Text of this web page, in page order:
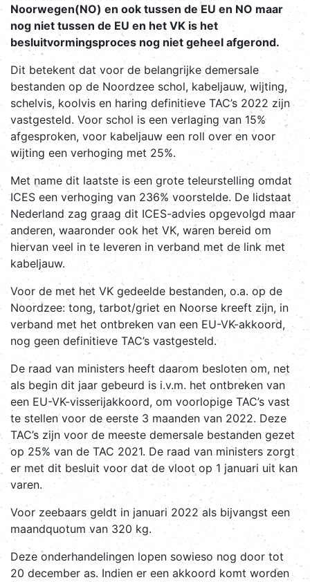
Noorwegen(NO) en ook tussen de EU en NO maar
nog niet tussen de EU en het VK is het
besluitvormingsproces nog niet geheel afgerond.
Dit betekent dat voor de belangrijke demersale
bestanden op de Noordzee schol, kabeljauw, wijting,
schelvis, koolvis en haring definitieve TAC’s 2022 zijn
vastgesteld. Voor schol is een verlaging van 15%
afgesproken, voor kabeljauw een roll over en voor
wijting een verhoging met 25%.
Met name dit laatste is een grote teleurstelling omdat
ICES een verhoging van 236% voorstelde. De lidstaat
Nederland zag graag dit ICES-advies opgevolgd maar
anderen, waaronder ook het VK, waren bereid om
hiervan veel in te leveren in verband met de link met
kabeljauw.
Voor de met het VK gedeelde bestanden, o.a. op de
Noordzee: tong, tarbot/griet en Noorse kreeft zijn, in
verband met het ontbreken van een EU-VK-akkoord,
nog geen definitieve TAC’s vastgesteld.
De raad van ministers heeft daarom besloten om, net
als begin dit jaar gebeurd is i.v.m. het ontbreken van
een EU-VK-visserijakkoord, om voorlopige TAC’s vast
te stellen voor de eerste 3 maanden van 2022. Deze
TAC’s zijn voor de meeste demersale bestanden gezet
op 25% van de TAC 2021. De raad van ministers zorgt
er met dit besluit voor dat de vloot op 1 januari uit kan
varen.
Voor zeebaars geldt in januari 2022 als bijvangst een
maandquotum van 320 kg.
Deze onderhandelingen lopen sowieso nog door tot
20 december as. Indien er een akkoord komt worden